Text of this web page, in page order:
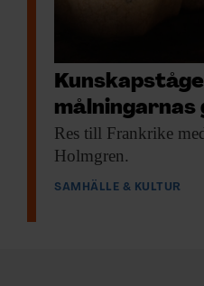
målningarnas
Res till Frankrike
Holmgren.
SAMHÄLLE & KULTUR